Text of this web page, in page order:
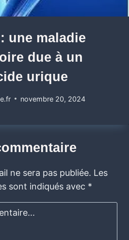
une maladie
due à un
urique
novembre 20, 2024
ne sera pas publiée. Les
sont indiqués avec *